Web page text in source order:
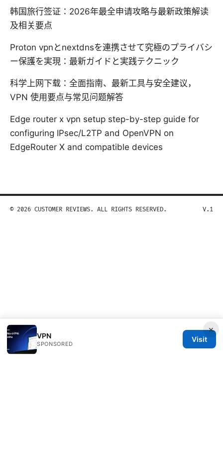
韩国旅行签证：2026年最全申请攻略与最新政策解读
及相关要点
Proton vpnとnextdnsを連携させて究極のプライバシ
ー保護を実現：最新ガイドと実践テクニック
科学上网下载：全面指南、最新工具与安全建议，
VPN 使用要点与常见问题解答
Edge router x vpn setup step-by-step guide for
configuring IPsec/L2TP and OpenVPN on
EdgeRouter X and compatible devices
×
VPN
SPONSORED
Visit
© 2026 CUSTOMER REVIEWS. ALL RIGHTS RESERVED. V.1